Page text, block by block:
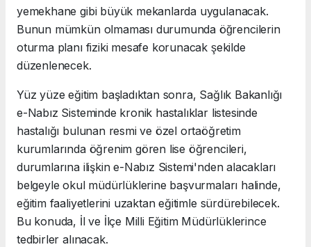
yemekhane gibi büyük mekanlarda uygulanacak.
Bunun mümkün olmaması durumunda öğrencilerin
oturma planı fiziki mesafe korunacak şekilde
düzenlenecek.
Yüz yüze eğitim başladıktan sonra, Sağlık Bakanlığı
e-Nabız Sisteminde kronik hastalıklar listesinde
hastalığı bulunan resmi ve özel ortaöğretim
kurumlarında öğrenim gören lise öğrencileri,
durumlarına ilişkin e-Nabız Sistemi'nden alacakları
belgeyle okul müdürlüklerine başvurmaları halinde,
eğitim faaliyetlerini uzaktan eğitimle sürdürebilecek.
Bu konuda, İl ve İlçe Milli Eğitim Müdürlüklerince
tedbirler alınacak.